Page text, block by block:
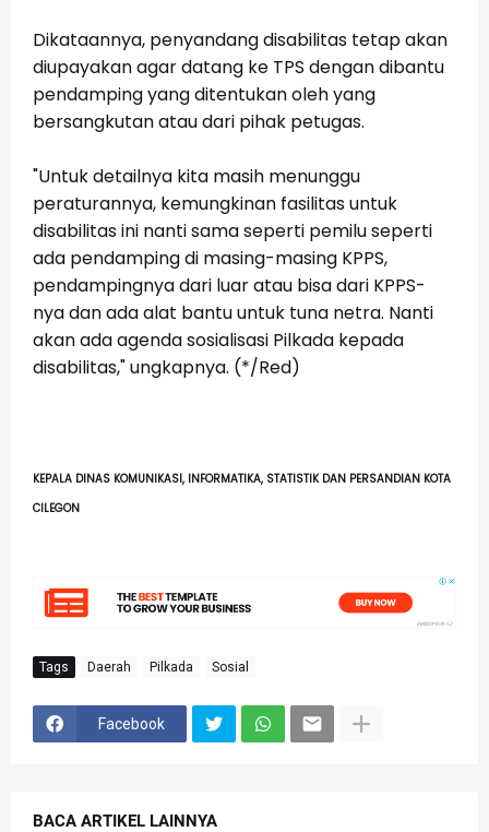
Dikataannya, penyandang disabilitas tetap akan
diupayakan agar datang ke TPS dengan dibantu
pendamping yang ditentukan oleh yang
bersangkutan atau dari pihak petugas.
"Untuk detailnya kita masih menunggu
peraturannya, kemungkinan fasilitas untuk
disabilitas ini nanti sama seperti pemilu seperti
ada pendamping di masing-masing KPPS,
pendampingnya dari luar atau bisa dari KPPS-
nya dan ada alat bantu untuk tuna netra. Nanti
akan ada agenda sosialisasi Pilkada kepada
disabilitas," ungkapnya. (*/Red)
KEPALA DINAS KOMUNIKASI, INFORMATIKA, STATISTIK DAN PERSANDIAN KOTA
CILEGON
Tags Daerah Pilkada Sosial
Facebook
BACA ARTIKEL LAINNYA